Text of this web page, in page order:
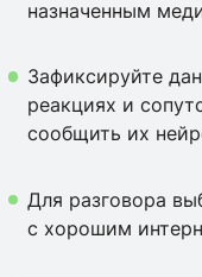
назначенным
Зафиксируйте
реакциях и
сообщить их
Для разговора
с хорошим